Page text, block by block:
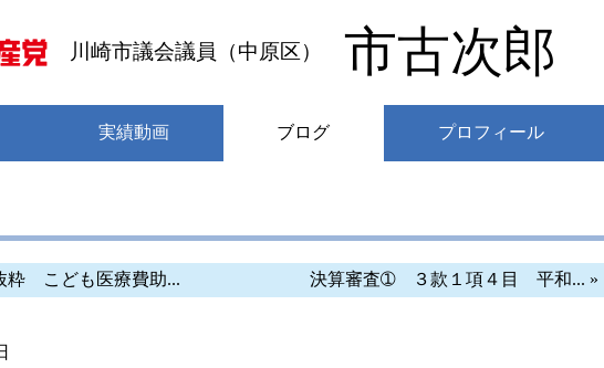
川崎市議会議員（中原区） 市古次郎
実績動画 ブログ プロフィール
粋 こども医療費助... 決算審査➀ ３款１項４目 平和... »